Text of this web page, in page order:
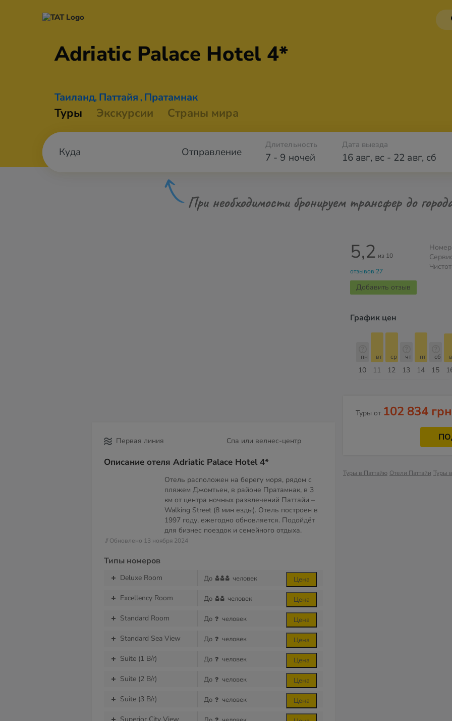
Adriatic Palace Hotel 4*
Таиланд, Паттайя , Пратамнак
Туры Экскурсии Страны мира
Отправление 7 - 9 ночей
Длительность Дата выезда
16 авг, вс- 22 авг, сб
При необходимости бронируем трансфер до
Первая линия Спа или велнес-центр
Описание отеля Adriatic Palace Hotel 4*
Отель расположен на берегу моря, рядом с
пляжем Джомтьен, в районе Пратамнак, в 3
км от центра ночных развлечений Паттайи –
Walking Street (8 мин езды). Отель построен в
1997 году, ежегодно обновляется. Подойдёт
для бизнес поездок и семейного отдыха.
// Обновлено 13 ноября 2024
Типы номеров
Deluxe Room До человек Цена
Excellency Room До человек Цена
Standard Room До человек Цена
Standard Sea View До человек Цена
Suite (1 B/r) До человек Цена
Suite (2 B/r) До человек Цена
Suite (3 B/r) До человек Цена
5,2 из 10
отзывов 27
Добавить отзыв
График цен
10
пн
11
вт
12
ср
13
чт
14
пт
15
сб
Туры от 102 834 грн
Туры в Паттайю Отели Паттайи Туры